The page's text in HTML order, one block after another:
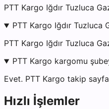
PTT Kargo Iğdır Tuzluca
PTT Kargo Iğdır Tuzluca
PTT Kargo Iğdır Tuzluca
PTT Kargo kargomu
Evet. PTT Kargo takip
Hızlı İşlemler